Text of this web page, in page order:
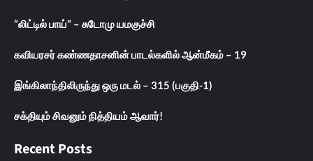
“லிட்டில் பாய்” – சுடோமு யமகுச்சி
கவியரசர் கண்ணதாசனின் பாடல்களில் ஆன்மீகம் – 19
இங்கிலாந்திலிருந்து ஒரு மடல் – 315 (பகுதி-1)
சக்தியும் சிவனும் நித்தியம் ஆவார்!
Recent Posts